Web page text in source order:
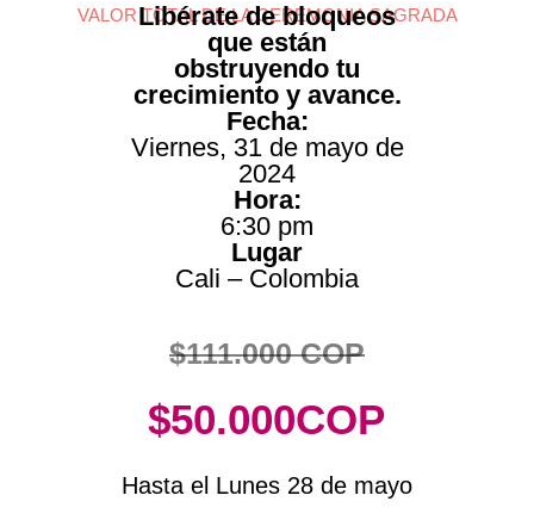
VALOR TOTAL DE LA CEREMONIA SAGRADA
Libérate de bloqueos
que están
obstruyendo tu
crecimiento y avance.
Fecha:
Viernes, 31 de mayo de
2024
Hora:
6:30 pm
Lugar
Cali – Colombia
$111.000 COP
$50.000COP
Hasta el Lunes 28 de mayo